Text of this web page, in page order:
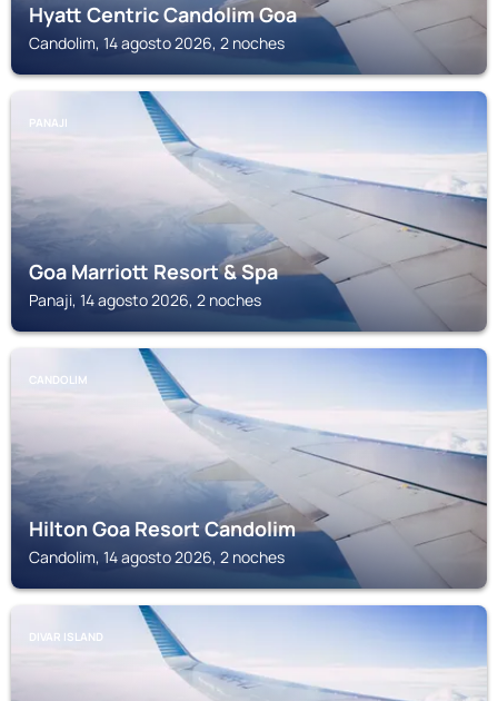
Hyatt Centric Candolim Goa
Candolim, 14 agosto 2026, 2 noches
PANAJI
Goa Marriott Resort & Spa
Panaji, 14 agosto 2026, 2 noches
CANDOLIM
Hilton Goa Resort Candolim
Candolim, 14 agosto 2026, 2 noches
DIVAR ISLAND